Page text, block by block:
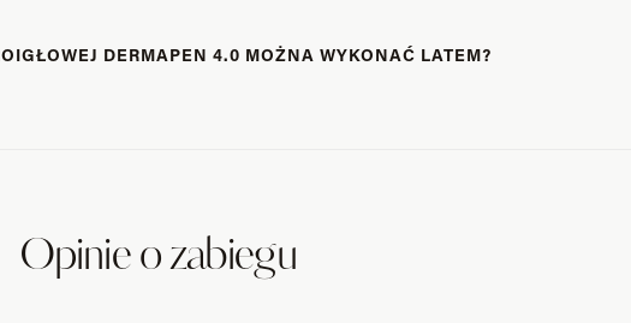
DERMAPEN 4.0 MOŻNA WYKONAĆ LATEM?
Opinie o zabiegu